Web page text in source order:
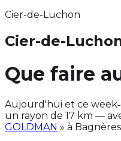
Cier-de-Luchon
Cier-de-
Que faire
Aujourd'hui et ce
un rayon de 17 km —
GOLDMAN » à